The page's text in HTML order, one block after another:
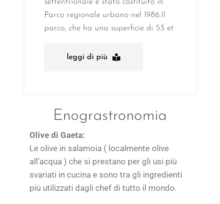
Parco regionale urbano nel 1986.Il
parco, che ha una superficie di 53 et
leggi di più
Enograstronomia
Olive di Gaeta:
Le olive in salamoia ( localmente olive
all’acqua ) che si prestano per gli usi più
svariati in cucina e sono tra gli ingredienti
più utilizzati dagli chef di tutto il mondo.